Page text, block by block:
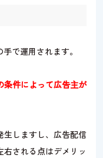
で運用されます。
条件によって広告主が
生しますし、広告配信
される点はデメリッ